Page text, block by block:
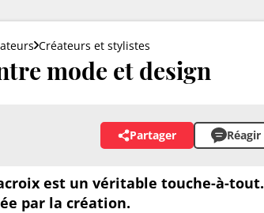
Créateurs et stylistes
mode et design
Partager Réagir
est un véritable touche-à-tout.
par la création.